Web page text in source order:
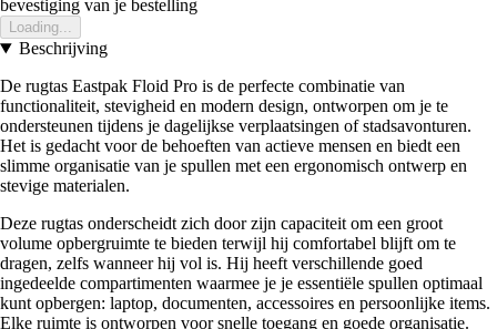
bevestiging van je bestelling
Loading...
Beschrijving
De rugtas Eastpak Floid Pro is de perfecte combinatie van
functionaliteit, stevigheid en modern design, ontworpen om je te
ondersteunen tijdens je dagelijkse verplaatsingen of stadsavonturen.
Het is gedacht voor de behoeften van actieve mensen en biedt een
slimme organisatie van je spullen met een ergonomisch ontwerp en
stevige materialen.
Deze rugtas onderscheidt zich door zijn capaciteit om een groot
volume opbergruimte te bieden terwijl hij comfortabel blijft om te
dragen, zelfs wanneer hij vol is. Hij heeft verschillende goed
ingedeelde compartimenten waarmee je je essentiële spullen optimaal
kunt opbergen: laptop, documenten, accessoires en persoonlijke items.
Elke ruimte is ontworpen voor snelle toegang en goede organisatie.